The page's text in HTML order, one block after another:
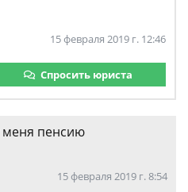
15 февраля 2019 г. 12:46
Спросить юриста
меня пенсию
15 февраля 2019 г. 8:54